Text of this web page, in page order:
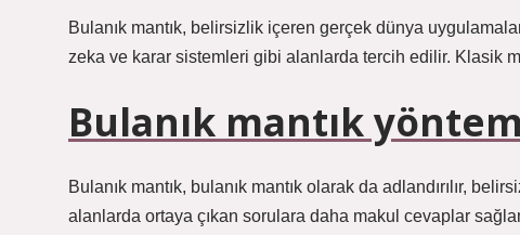
Bulanık mantık, belirsizlik içeren gerçek dünya
zeka ve karar sistemleri gibi alanlarda tercih edilir. Klasik
Bulanık mantık
Bulanık mantık, bulanık mantık olarak da adlandırılır,
alanlarda ortaya çıkan sorulara daha makul cevaplar